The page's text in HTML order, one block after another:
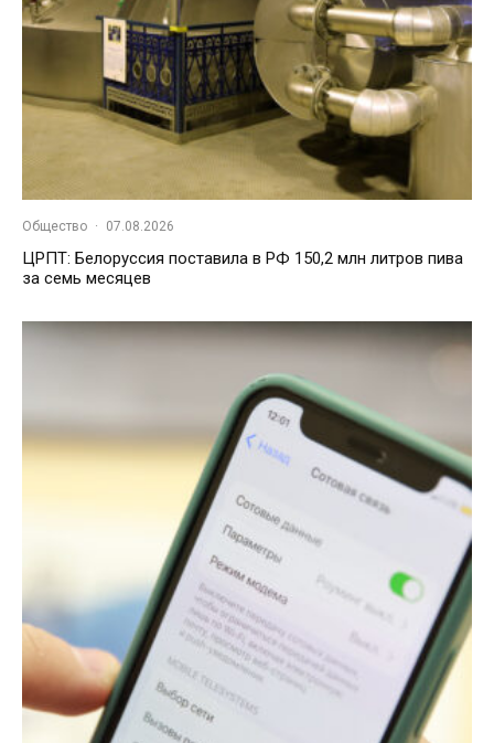
Общество · 07.08.2026
ЦРПТ: Белоруссия поставила в РФ 150,2 млн литров пива
за семь месяцев